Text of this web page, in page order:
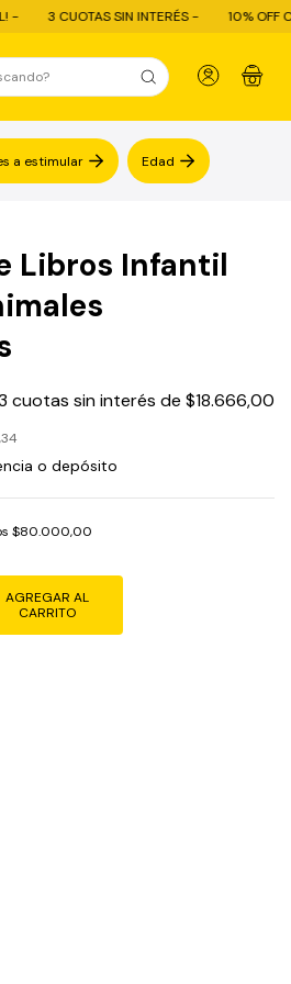
INTERÉS - 10% OFF CON
0
a estimular Edad
Libros Infantil
cuotas sin interés de $18.666,00
o depósito
$80.000,00